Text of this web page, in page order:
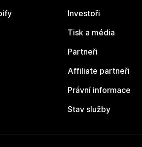
Investoři
Tisk a média
Partneři
Affiliate partneři
Právní informace
Stav služby